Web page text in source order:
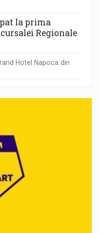
la prima
Regionale
Hotel Napoca din